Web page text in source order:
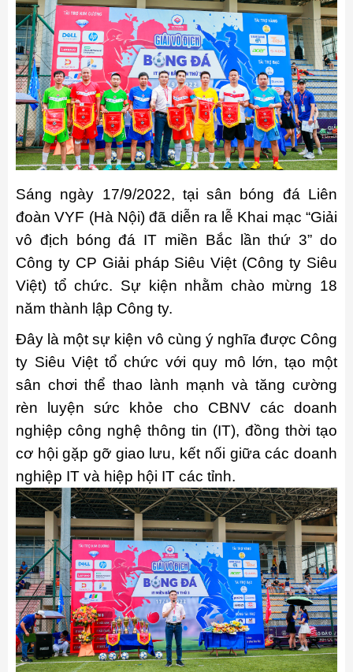
Sáng ngày 17/9/2022, tại sân bóng đá Liên
đoàn VYF (Hà Nội) đã diễn ra lễ Khai mạc “Giải
vô địch bóng đá IT miền Bắc lần thứ 3” do
Công ty CP Giải pháp Siêu Việt (Công ty Siêu
Việt) tổ chức. Sự kiện nhằm chào mừng 18
năm thành lập Công ty.
Đây là một sự kiện vô cùng ý nghĩa được Công
ty Siêu Việt tổ chức với quy mô lớn, tạo một
sân chơi thể thao lành mạnh và tăng cường
rèn luyện sức khỏe cho CBNV các doanh
nghiệp công nghệ thông tin (IT), đồng thời tạo
cơ hội gặp gỡ giao lưu, kết nối giữa các doanh
nghiệp IT và hiệp hội IT các tỉnh.